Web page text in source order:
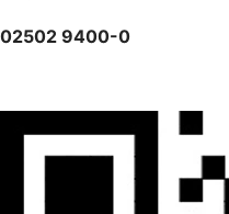
02502 9400-0